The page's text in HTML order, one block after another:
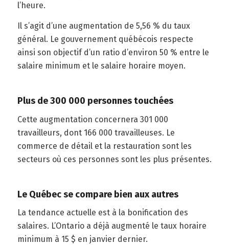
l’heure.
Il s’agit d’une augmentation de 5,56 % du taux
général. Le gouvernement québécois respecte
ainsi son objectif d’un ratio d’environ 50 % entre le
salaire minimum et le salaire horaire moyen.
Plus de 300 000 personnes touchées
Cette augmentation concernera 301 000
travailleurs, dont 166 000 travailleuses. Le
commerce de détail et la restauration sont les
secteurs où ces personnes sont les plus présentes.
Le Québec se compare bien aux autres
La tendance actuelle est à la bonification des
salaires. L’Ontario a déjà augmenté le taux horaire
minimum à 15 $ en janvier dernier.